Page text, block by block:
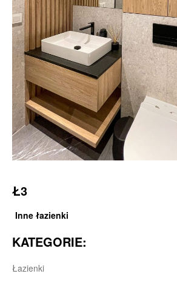
Ł3
Inne łazienki
KATEGORIE:
Łazienki